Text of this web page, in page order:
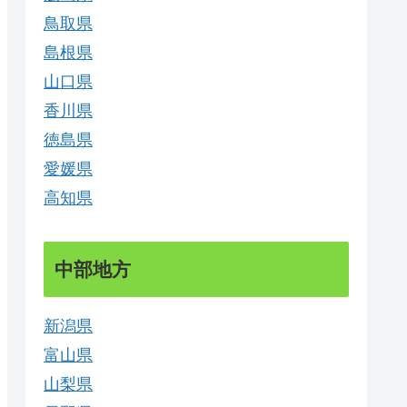
鳥取県
島根県
山口県
香川県
徳島県
愛媛県
高知県
中部地方
新潟県
富山県
山梨県